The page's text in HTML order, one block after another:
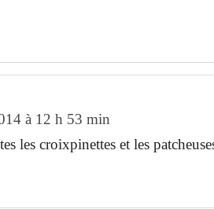
à 12 h 53 min
les croixpinettes et les